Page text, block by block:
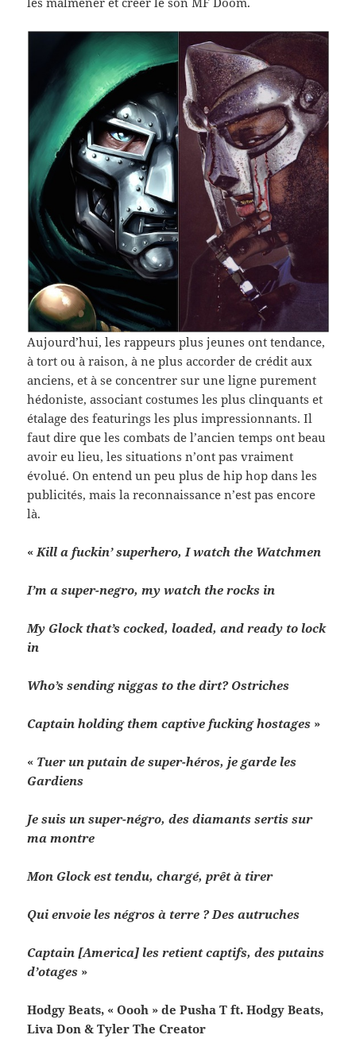
Aujourd’hui, les rappeurs plus jeunes ont ten­dance,
à tort ou à rai­son, à ne plus accorder de crédit aux
anciens, et à se con­cen­trer sur une ligne pure­ment
hédon­iste, asso­ciant cos­tumes les plus clin­quants et
éta­lage des fea­tur­ings les plus impres­sion­nants. Il
faut dire que les com­bats de l’ancien temps ont beau
avoir eu lieu, les sit­u­a­tions n’ont pas vrai­ment
évolué. On entend un peu plus de hip hop dans les
pub­lic­ités, mais la recon­nais­sance n’est pas encore
là.
«Kill a fuckin’ super­hero, I watch the Watchmen
I’m a super-​negro, my watch the rocks in
My Glock that’s cocked, loaded, and ready to lock
in
Who’s send­ing nig­gas to the dirt? Ostriches
Cap­tain hold­ing them cap­tive fuck­ing hostages »
« Tuer un putain de super-​héros, je garde les
Gardiens
Je suis un super-​négro, des dia­mants ser­tis sur
ma montre
Mon Glock est tendu, chargé, prêt à tirer
Qui envoie les négros à terre ? Des autruches
Cap­tain [Amer­ica] les retient cap­tifs, des putains
d’otages »
Hodgy Beats, « Oooh » de Pusha T ft. Hodgy Beats,
Liva Don & Tyler The Creator